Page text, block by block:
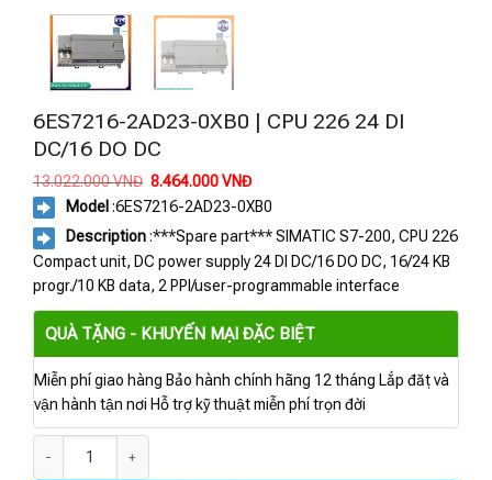
6ES7216-2AD23-0XB0 | CPU 226 24 DI
DC/16 DO DC
13.022.000VNĐ Giá
là:
13.022.000 VNĐ.
8.464.000VNĐGiá
tại
là:
8.464.000 VNĐ.
Model :6ES7216-2AD23-0XB0
Description:***Spare part*** SIMATIC S7-200, CPU 226
Compact unit, DC power supply 24 DI DC/16 DO DC, 16/24 KB
progr./10 KB data, 2 PPI/user-programmable interface
QUÀ TẶNG - KHUYẾN MẠI ĐẶC BIỆT
Miễn phí giao hàng Bảo hành chính hãng 12 tháng Lắp đặt và
vận hành tận nơi Hỗ trợ kỹ thuật miễn phí trọn đời